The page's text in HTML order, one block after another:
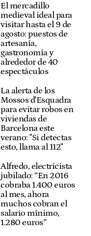
El mercadillo
medieval ideal para
visitar hasta el 9 de
agosto: puestos de
artesanía,
gastronomía y
alrededor de 40
espectáculos
La alerta de los
Mossos d'Esquadra
para evitar robos en
viviendas de
Barcelona este
verano: "Si detectas
esto, llama al 112"
Alfredo, electricista
jubilado: “En 2016
cobraba 1.400 euros
al mes, ahora
muchos cobran el
salario mínimo,
1.280 euros”